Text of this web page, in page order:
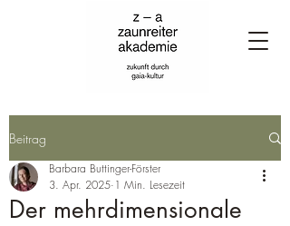
Beitrag
Der mehrdimensionale
Barbara Buttinger-Förster
3. Apr. 2025 1 Min. Lesezeit